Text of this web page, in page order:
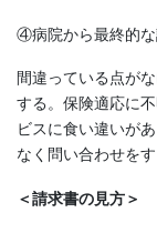
④病院から最終的な
間違っている点が
する。保険適応に
ビスに食い違いが
なく問い合わせを
＜請求書の見方＞